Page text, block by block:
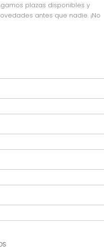
plazas disponibles y
antes que nadie. ¡No